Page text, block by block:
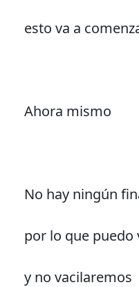
esto va a
Ahora mismo
No hay ningún
por lo que puedo
y no vacilaremos